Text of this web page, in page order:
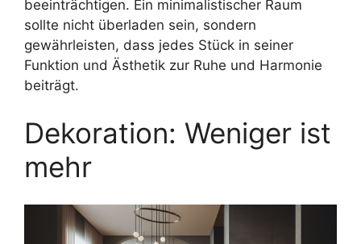
beeinträchtigen. Ein minimalistischer Raum
sollte nicht überladen sein, sondern
gewährleisten, dass jedes Stück in seiner
Funktion und Ästhetik zur Ruhe und Harmonie
beiträgt.
Dekoration: Weniger ist
mehr